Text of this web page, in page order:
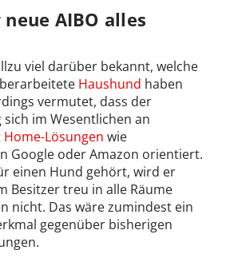
AIBO alles
viel darüber bekannt, welche
Haushund haben
vermutet, dass der
im Wesentlichen an
Lösungen wie
Google oder Amazon orientiert.
einen Hund gehört, wird er
Besitzer treu in alle Räume
nicht. Das wäre zumindest ein
gegenüber bisherigen